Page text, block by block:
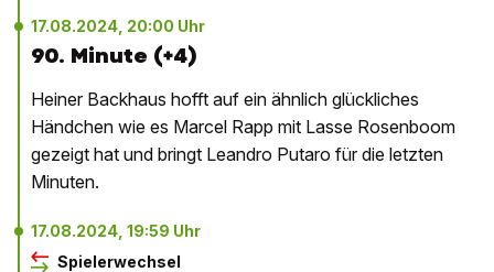
17.08.2024, 20:00 Uhr
90. Minute (+4)
Heiner Backhaus hofft auf ein ähnlich glückliches
Händchen wie es Marcel Rapp mit Lasse Rosenboom
gezeigt hat und bringt Leandro Putaro für die letzten
Minuten.
17.08.2024, 19:59 Uhr
Spielerwechsel